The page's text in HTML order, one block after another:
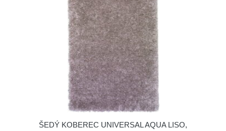
ŠEDÝ KOBEREC UNIVERSAL AQUA LISO,